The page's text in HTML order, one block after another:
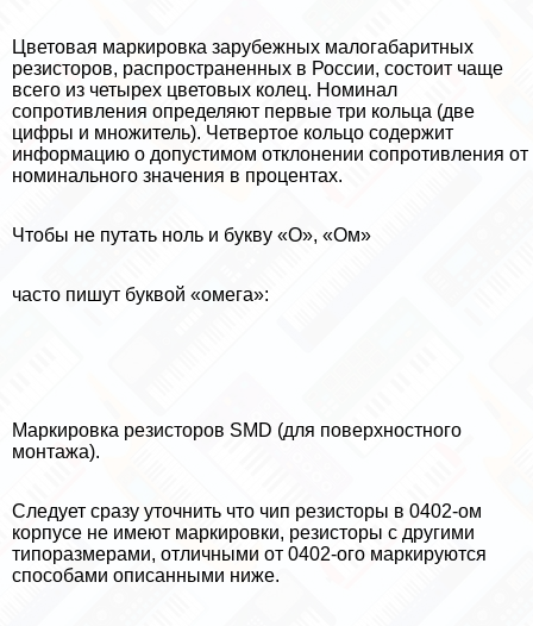
Цветовая маркировка зарубежных малогабаритных
резисторов, распространенных в России, состоит чаще
всего из четырех цветовых колец. Номинал
сопротивления определяют первые три кольца (две
цифры и множитель). Четвертое кольцо содержит
информацию о допустимом отклонении сопротивления от
номинального значения в процентах.
Чтобы не путать ноль и букву «О», «Ом»
часто пишут буквой «омега»:
Маркировка резисторов SMD (для поверхностного
монтажа).
Следует сразу уточнить что чип резисторы в 0402-ом
корпусе не имеют маркировки, резисторы с другими
типоразмерами, отличными от 0402-ого маркируются
способами описанными ниже.